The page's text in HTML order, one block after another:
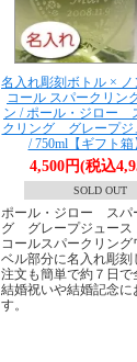
名入れ彫刻ボトル × ノ
コール スパークリン
ン / ポール・ジロー
クリング グレープジ
/ 750ml【ギフト箱
4,500円(税込
SOLD OUT
ポール・ジロー スパ
グ グレープジュース
コールスパークリング
ベル部分に名入れ彫刻
注文も簡単で約７日で
結婚祝いや結婚記念に
す。